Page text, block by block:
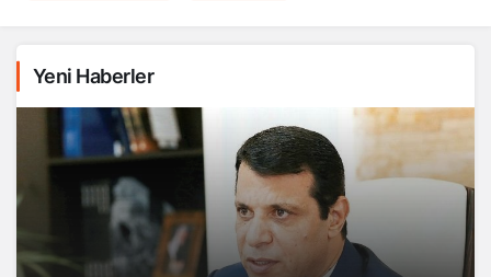
Yeni Haberler